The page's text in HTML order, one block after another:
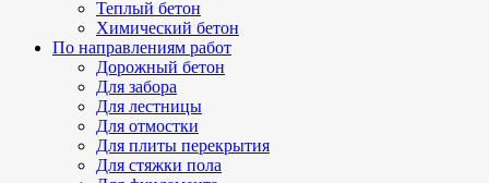
Теплый бетон
Химический бетон
По направлениям работ
Дорожный бетон
Для забора
Для лестницы
Для отмостки
Для плиты перекрытия
Для стяжки пола